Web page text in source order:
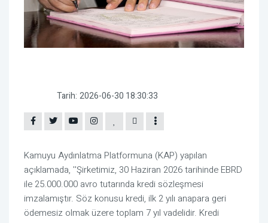
Tarih: 2026-06-30 18:30:33
Kamuyu Aydınlatma Platformuna (KAP) yapılan
açıklamada, ''Şirketimiz, 30 Haziran 2026 tarihinde EBRD
ile 25.000.000 avro tutarında kredi sözleşmesi
imzalamıştır. Söz konusu kredi, ilk 2 yılı anapara geri
ödemesiz olmak üzere toplam 7 yıl vadelidir. Kredi